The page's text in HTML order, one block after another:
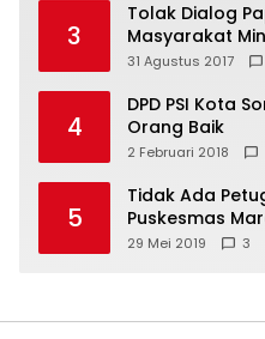
3
Tolak Dialog
Masyarakat
31 Agustus 2017
4
DPD PSI Kota
Orang Baik
2 Februari 2018
5
Tidak Ada
Puskesmas
29 Mei 2019 3